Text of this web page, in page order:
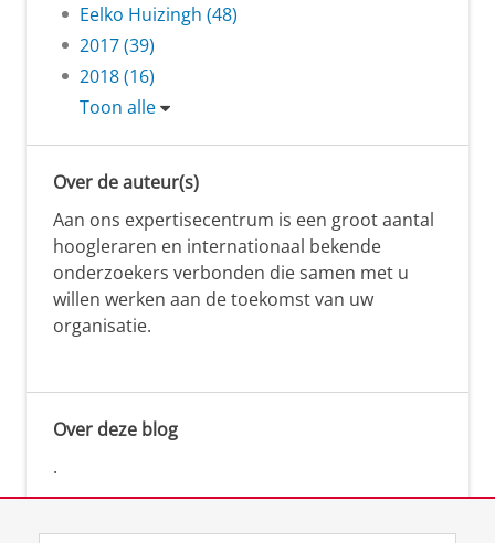
Eelko Huizingh (48)
2017 (39)
2018 (16)
Toon alle
Over de auteur(s)
Aan ons expertisecentrum is een groot aantal
hoogleraren en internationaal bekende
onderzoekers verbonden die samen met u
willen werken aan de toekomst van uw
organisatie.
Over deze blog
.